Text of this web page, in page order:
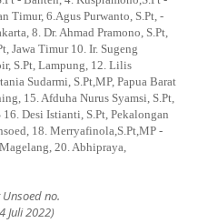
Timur, 6.Agus Purwanto, S.Pt, -
8. Dr. Ahmad Pramono, S.Pt,
Jawa Timur 10. Ir. Sugeng
S.Pt, Lampung, 12. Lilis
Sudarmi, S.Pt,MP, Papua Barat
15. Afduha Nurus Syamsi, S.Pt,
Desi Istianti, S.Pt, Pekalongan
18. Merryafinola,S.Pt,MP -
20. Abhipraya,
no.
Juli 2022)